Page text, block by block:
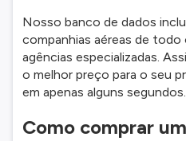
Nosso banco de dados
companhias aéreas de
agências especializadas.
o melhor preço para o seu
em apenas alguns segundos.
Como comprar